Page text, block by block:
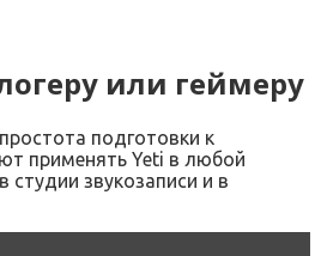
или геймеру
подготовки к
применять Yeti в любой
студии звукозаписи и в